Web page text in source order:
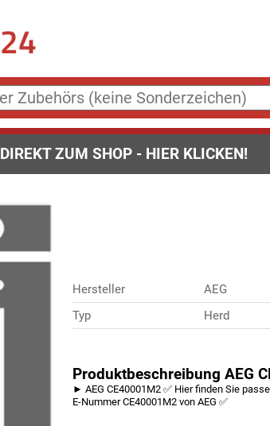
DIREKT ZUM SHOP - HIER KLICKEN!
Hersteller
AEG
Typ
Herd
Produktbeschreibung AEG
► AEG CE40001M2 ✅ Hier finden Sie
E-Nummer CE40001M2 von AEG ✅